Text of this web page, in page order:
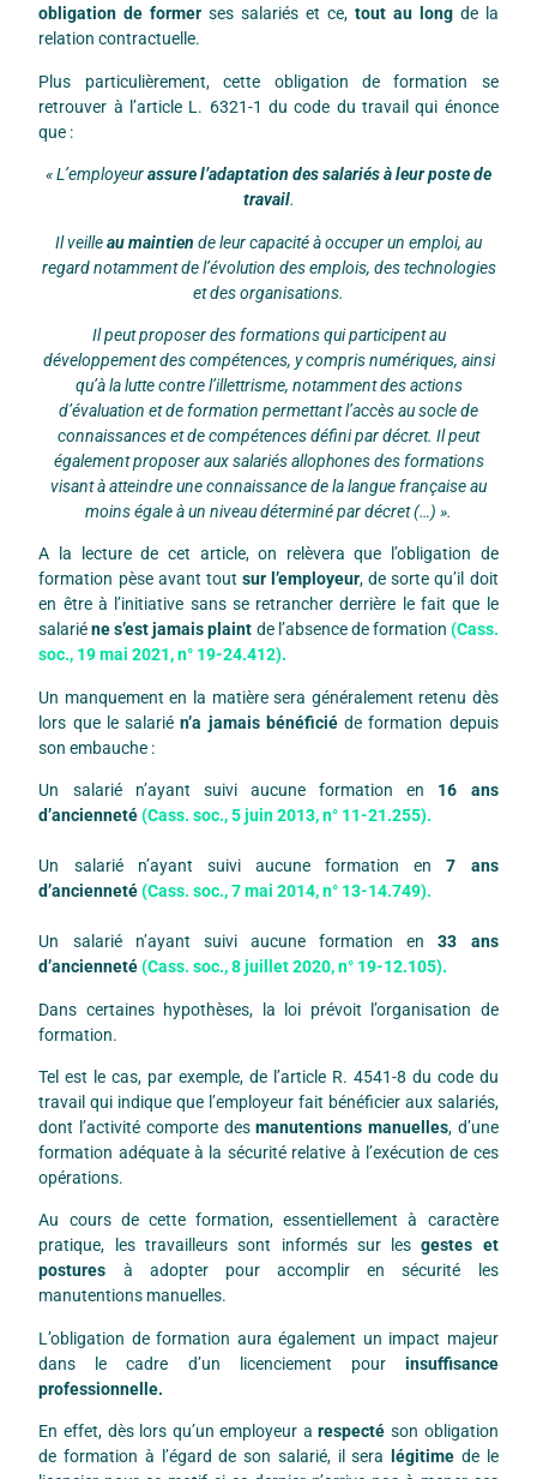
obligation de former ses salariés et ce, tout au longde la
relation contractuelle.
Plus particulièrement, cette obligation de formation se
retrouver à l’article L. 6321-1 du code du travail qui énonce
que :
« L’employeurassure l’adaptation des salariés à leur poste de
travail.
Il veilleau maintien de leur capacité à occuper un emploi, au
regard notamment de l’évolution des emplois, des technologies
et des organisations.
Il peut proposer des formations qui participent au
développement des compétences, y compris numériques, ainsi
qu’à la lutte contre l’illettrisme, notamment des actions
d’évaluation et de formation permettant l’accès au socle de
connaissances et de compétences défini par décret. Il peut
également proposer aux salariés allophones des formations
visant à atteindre une connaissance de la langue française au
moins égale à un niveau déterminé par décret (…) ».
A la lecture de cet article, on relèvera que l’obligation de
formation pèse avant tout sur l’employeur, de sorte qu’il doit
en être à l’initiative sans se retrancher derrière le fait que le
salariéne s’est jamais plaint de l’absence de formation (Cass.
soc., 19 mai 2021, n° 19-24.412).
Un manquement en la matière sera généralement retenu dès
lors que le salarién’a jamais bénéficiéde formation depuis
son embauche :
Un salarié n’ayant suivi aucune formation en 16 ans
d’ancienneté (Cass. soc., 5 juin 2013, n° 11-21.255).
Un salarié n’ayant suivi aucune formation en7 ans
d’ancienneté (Cass. soc., 7 mai 2014, n° 13-14.749).
Un salarié n’ayant suivi aucune formation en33 ans
d’ancienneté (Cass. soc., 8 juillet 2020, n° 19-12.105).
Dans certaines hypothèses, la loi prévoit l’organisation de
formation.
Tel est le cas, par exemple, de l’article R. 4541-8 du code du
travail qui indique que l’employeur fait bénéficier aux salariés,
dont l’activité comporte desmanutentions manuelles, d’une
formation adéquate à la sécurité relative à l’exécution de ces
opérations.
Au cours de cette formation, essentiellement à caractère
pratique, les travailleurs sont informés sur les gestes et
postures à adopter pour accomplir en sécurité les
manutentions manuelles.
L’obligation de formation aura également un impact majeur
dans le cadre d’un licenciement pour insuffisance
professionnelle.
En effet, dès lors qu’un employeur arespecté son obligation
de formation à l’égard de son salarié, il sera
légitime de le